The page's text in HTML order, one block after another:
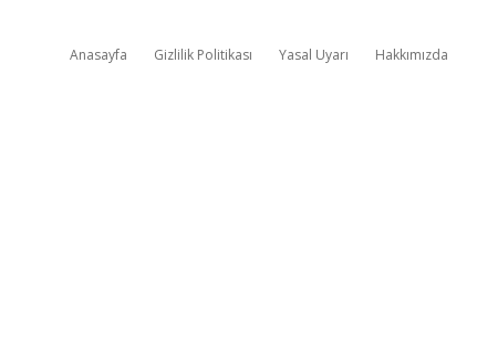
Anasayfa Gizlilik Politikası Yasal Uyarı Hakkımızda